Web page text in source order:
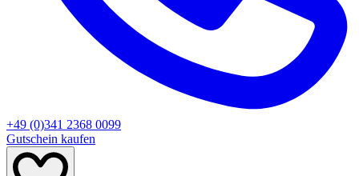
+49 (0)341 2368 0099
Gutschein kaufen